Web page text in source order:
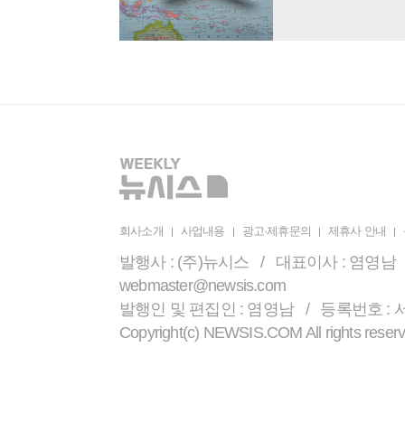
회사소개 사업내용 광고·제휴문의 제휴사 안내
발행사 : (주)뉴시스 / 대표이사 : 염영
webmaster@newsis.com
발행인 및 편집인 : 염영남 / 등록번호 :
Copyright(c) NEWSIS.COM All rights